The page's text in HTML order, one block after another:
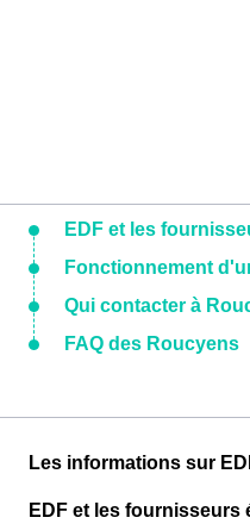
EDF et les
Fonctionnement
Qui contacter à
FAQ des Roucyens
Les informations sur
EDF et les fournisseurs